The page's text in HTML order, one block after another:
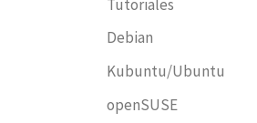
Tutoriales
Debian
Kubuntu/Ubuntu
openSUSE